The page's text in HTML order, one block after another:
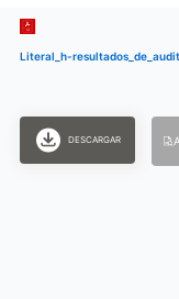
Literal_h-
DESCARGAR